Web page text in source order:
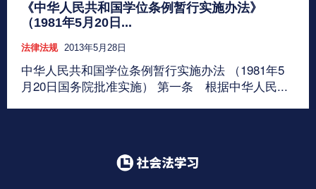
《中华人民共和国学位条例暂行实施办法》
（1981年5月20日...
法律法规 2013年5月28日
中华人民共和国学位条例暂行实施办法 （1981年5
月20日国务院批准实施） 第一条 根据中华人民...